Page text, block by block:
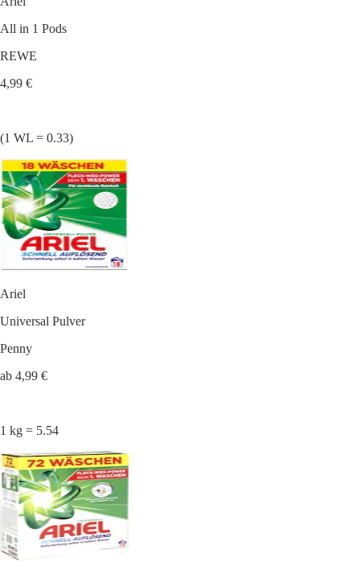
All in 1 Pods
REWE
4,99 €
(1 WL = 0.33)
Ariel
Universal Pulver
Penny
ab 4,99 €
1 kg = 5.54